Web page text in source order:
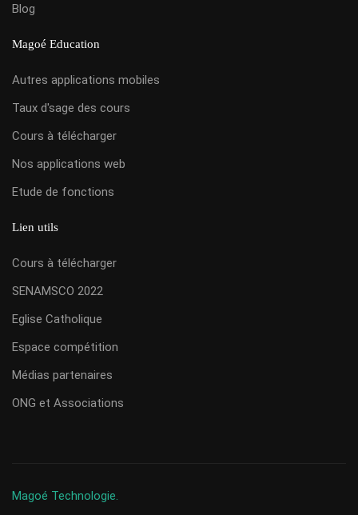
Blog
Magoé Education
Autres applications mobiles
Taux d'sage des cours
Cours à télécharger
Nos applications web
Etude de fonctions
Lien utils
Cours à télécharger
SENAMSCO 2022
Eglise Catholique
Espace compétition
Médias partenaires
ONG et Associations
Magoé Technologie.